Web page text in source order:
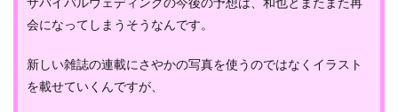
会になってしまうそうなんです。
新しい雑誌の連載にさやかの写真を使うのではなくイラスト
を載せていくんですが、